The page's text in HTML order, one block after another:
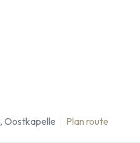
, Oostkapelle Plan route